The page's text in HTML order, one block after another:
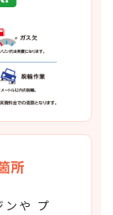
ンや プ